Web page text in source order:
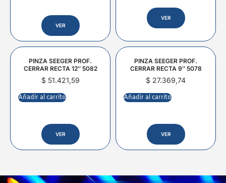
VER
VER
PINZA SEEGER PROF.
CERRAR RECTA 12″ 5082
$51.421,59
Añadir al carrito
VER
PINZA SEEGER PROF.
CERRAR RECTA 9″ 5078
$ 27.369,74
Añadir al carrito
VER